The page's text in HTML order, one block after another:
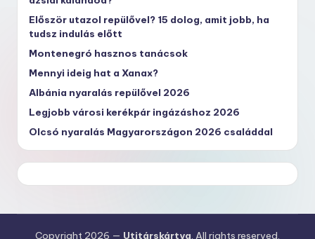
Először utazol repülővel? 15 dolog, amit jobb, ha
tudsz indulás előtt
Montenegró hasznos tanácsok
Mennyi ideig hat a Xanax?
Albánia nyaralás repülővel 2026
Legjobb városi kerékpár ingázáshoz 2026
Olcsó nyaralás Magyarországon 2026 családdal
Copyright 2026 — Utitárskártya. All rights reserved.